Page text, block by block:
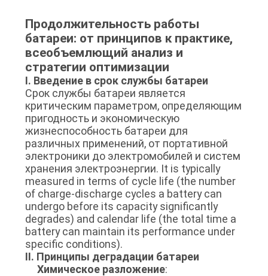
СЛУЧАИ
СПРОСИТЕ
ЦИТАТУ
КАРТА
САЙТА
PRIVACY
POLICY
Продолжительность работы
батареи: от принципов к практике,
всеобъемлющий анализ и
стратегии оптимизации
I. Введение в срок службы батареи
Срок службы батареи является
критическим параметром, определяющим
пригодность и экономическую
жизнеспособность батареи для
различных применений, от портативной
электроники до электромобилей и систем
хранения электроэнергии. It is typically
measured in terms of cycle life (the number
of charge-discharge cycles a battery can
undergo before its capacity significantly
degrades) and calendar life (the total time a
battery can maintain its performance under
specific conditions).
II. Принципы деградации батареи
Химическое разложение: